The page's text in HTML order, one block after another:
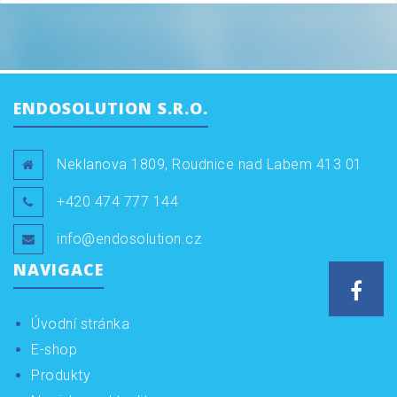
ENDOSOLUTION S.R.O.
Neklanova 1809, Roudnice nad Labem 413 01
+420 474 777 144
info@endosolution.cz
NAVIGACE
Úvodní stránka
E-shop
Produkty